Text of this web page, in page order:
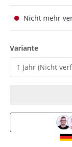
Nicht mehr
Varianteauswählen